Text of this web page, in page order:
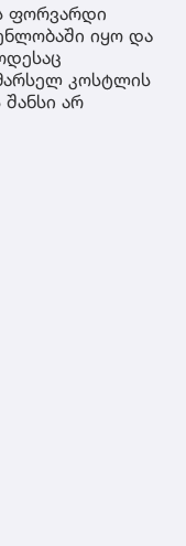
ფორვარდი
იყო და
კოსტლის
არ